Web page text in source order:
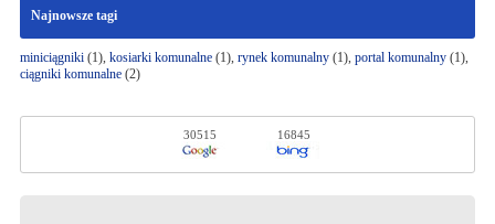
Najnowsze tagi
miniciągniki(1), kosiarki komunalne(1), rynek komunalny(1), portal komunalny(1),
ciągniki komunalne(2)
30515 16845